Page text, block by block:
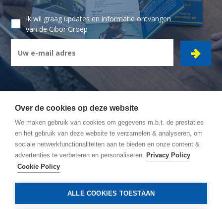
Ik wil graag updates en informatie ontvangen
van de Cibor Groep
CIBOR GROEP- Ambachtsstraat 7 - 2450 Meerhout
Wegbeschrijving
Algemene Voorwaarden
Cookie policy
© Copyright 2026, Cibor
Over de cookies op deze website
We maken gebruik van cookies om gegevens m.b.t. de prestaties
en het gebruik van deze website te verzamelen & analyseren, om
sociale netwerkfunctionaliteiten aan te bieden en onze content &
advertenties te verbeteren en personaliseren. Privacy Policy
Cookie Policy
ALLE COOKIES TOESTAAN